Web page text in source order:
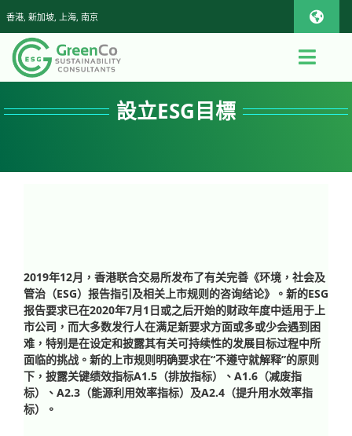
Skip
content
香港, 新加坡, 上海, 南京
Toggle
iOS
Android
首頁
App
影片
設立ESG目標
2019年12月，香港联合交易所发布了有关完善《环境，社会及
管治（ESG）报告指引及相关上市规则的咨询结论》。新的ESG
报告要求已在2020年7月1日或之后开始的财政年度中适用于上
市公司，而大多数发行人在满足新要求方面或多或少会遇到困
难，特别是在设定和披露其有关可持续性的发展目标过程中所
面临的挑战。新的上市规则明确要求在“不遵守就解释”的原则
下，披露关键绩效指标A1.5（排放指标）、A1.6（减废指
标）、A2.3（能源利用效率指标）及A2.4（提升用水效率指
标）。